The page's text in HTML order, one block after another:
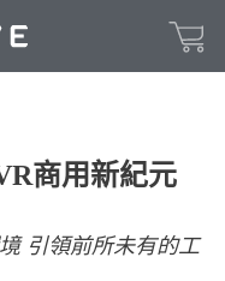
商用新紀元
引領前所未有的工